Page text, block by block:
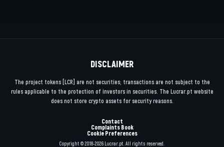
DISCLAIMER
The project tokens [LCR] are not securities; transactions are not subject to the
rules applicable to the protection of investors in securities. The Lucrar.pt website
does not store crypto assets for security reasons.
Contact
Complaints Book
Cookie Preferences
Copyright © 2018-2026 Lucrar.pt. All rights reserved.